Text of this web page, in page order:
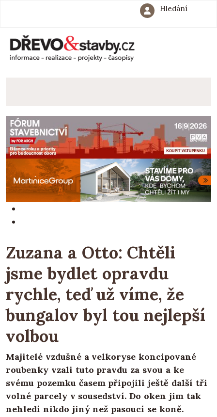
Hledání
Zuzana a Otto: Chtěli
jsme bydlet opravdu
rychle, teď už víme, že
bungalov byl tou nejlepší
volbou
Majitelé vzdušné a velkoryse koncipované
roubenky vzali tuto pravdu za svou a ke
svému pozemku časem připojili ještě další tři
volné parcely v sousedství. Do oken jim tak
nehledí nikdo jiný než pasoucí se koně.